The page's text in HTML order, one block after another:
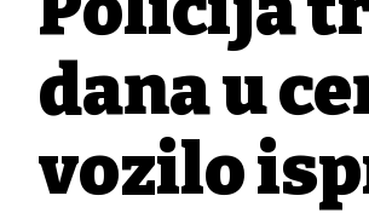
dana u
vozilo